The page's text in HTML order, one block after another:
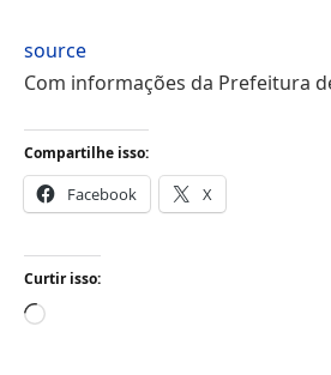
source
Com informações da Prefeitura
Compartilhe isso:
Facebook X
Curtir isso:
Carregando...